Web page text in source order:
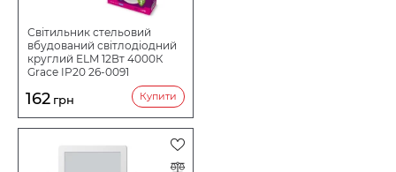
Світильник стельовий
вбудований світлодіодний
круглий ELM 12Вт 4000К
Grace IP20 26-0091
162 грн Купити